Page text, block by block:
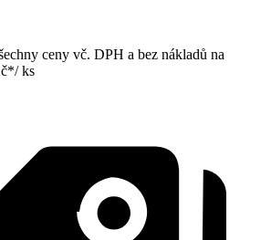
ceny vč. DPH a bez nákladů na
*/ ks